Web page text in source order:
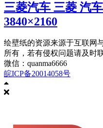
三菱汽车 三菱 汽
3840×2160
绘壁纸的资源来源于互联网
所有，若有侵权问题请及时
微信：quanma6666
皖ICP备20014058号